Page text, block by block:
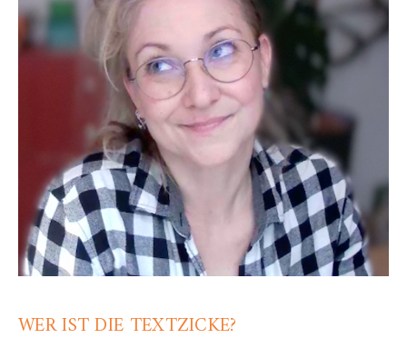
WER IST DIE TEXTZICKE?